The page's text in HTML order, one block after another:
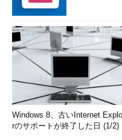
Windows 8、古いInternet
rのサポートが終了した日 (1/2)